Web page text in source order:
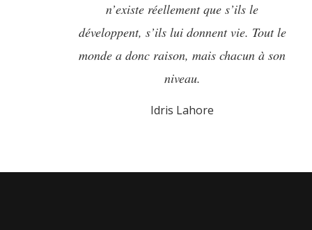
n’existe réellement que s’ils le
développent, s’ils lui donnent vie. Tout le
monde a donc raison, mais chacun à son
niveau.
Idris Lahore